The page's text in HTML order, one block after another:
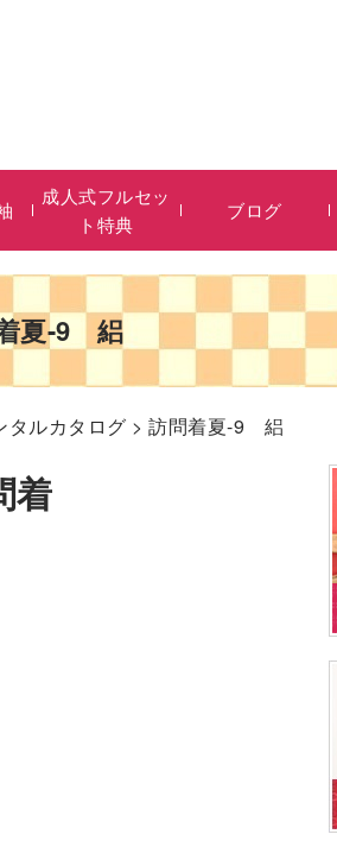
成人式フルセッ
ト特典
ブログ
夏-9 絽
タルカタログ > 訪問着夏-9 絽
着